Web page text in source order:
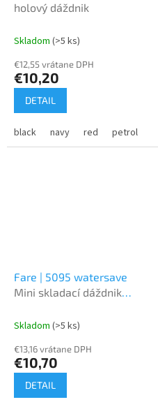
holový dáždnik
Skladom (>5 ks)
€12,55 vrátane DPH
€10,20
DETAIL
black navy red petrol
Fare | 5095 watersave
Mini skladací dáždnik
Skladom (>5 ks)
€13,16 vrátane DPH
€10,70
DETAIL